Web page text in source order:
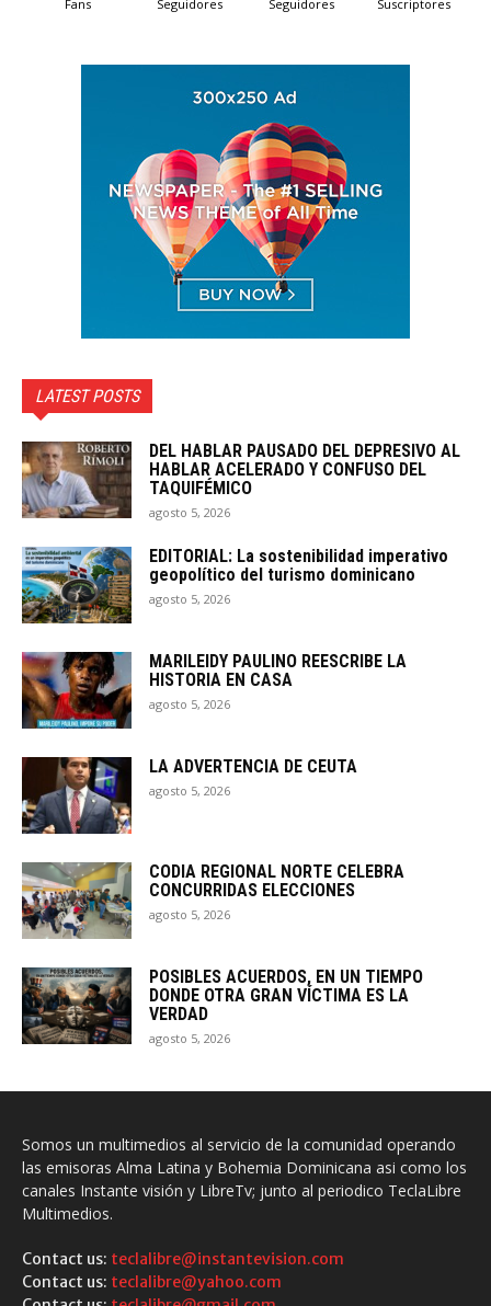
Fans Seguidores Seguidores Suscriptores
LATEST POSTS
DEL HABLAR PAUSADO DEL DEPRESIVO AL
HABLAR ACELERADO Y CONFUSO DEL
TAQUIFÉMICO
agosto 5, 2026
EDITORIAL: La sostenibilidad imperativo
geopolítico del turismo dominicano
agosto 5, 2026
MARILEIDY PAULINO REESCRIBE LA
HISTORIA EN CASA
agosto 5, 2026
LA ADVERTENCIA DE CEUTA
agosto 5, 2026
CODIA REGIONAL NORTE CELEBRA
CONCURRIDAS ELECCIONES
agosto 5, 2026
POSIBLES ACUERDOS, EN UN TIEMPO
DONDE OTRA GRAN VÍCTIMA ES LA
VERDAD
agosto 5, 2026
Somos un multimedios al servicio de la comunidad operando
las emisoras Alma Latina y Bohemia Dominicana asi como los
canales Instante visión y LibreTv; junto al periodico TeclaLibre
Multimedios.
Contact us: teclalibre@instantevision.com
Contact us: teclalibre@yahoo.com